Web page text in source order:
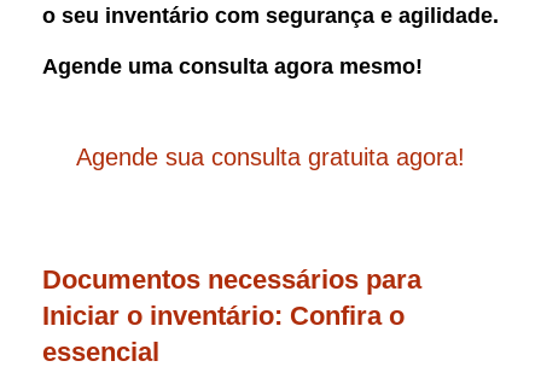
o seu inventário com segurança e agilidade.
Agende uma consulta agora mesmo!
Agende sua consulta gratuita agora!
Documentos necessários para
Iniciar o inventário: Confira o
essencial